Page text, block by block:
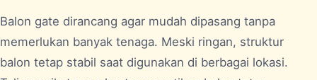
Balon gate dirancang agar mudah dipasang tanpa
memerlukan banyak tenaga. Meski ringan, struktur
balon tetap stabil saat digunakan di berbagai lokasi.